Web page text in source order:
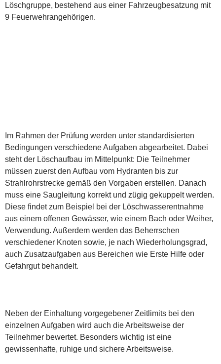
Löschgruppe, bestehend aus einer Fahrzeugbesatzung mit
9 Feuerwehrangehörigen.
Im Rahmen der Prüfung werden unter standardisierten
Bedingungen verschiedene Aufgaben abgearbeitet. Dabei
steht der Löschaufbau im Mittelpunkt: Die Teilnehmer
müssen zuerst den Aufbau vom Hydranten bis zur
Strahlrohrstrecke gemäß den Vorgaben erstellen. Danach
muss eine Saugleitung korrekt und zügig gekuppelt werden.
Diese findet zum Beispiel bei der Löschwasserentnahme
aus einem offenen Gewässer, wie einem Bach oder Weiher,
Verwendung. Außerdem werden das Beherrschen
verschiedener Knoten sowie, je nach Wiederholungsgrad,
auch Zusatzaufgaben aus Bereichen wie Erste Hilfe oder
Gefahrgut behandelt.
Neben der Einhaltung vorgegebener Zeitlimits bei den
einzelnen Aufgaben wird auch die Arbeitsweise der
Teilnehmer bewertet. Besonders wichtig ist eine
gewissenhafte, ruhige und sichere Arbeitsweise.